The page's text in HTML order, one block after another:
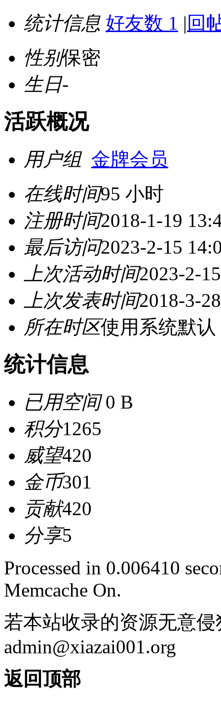
统计信息 好友数 1 | 回
性别保密
生日-
活跃概况
用户组 金牌会员
在线时间95 小时
注册时间2018-1-19
最后访问2023-2-15
上次活动时间2023-2-
上次发表时间2018-3-
所在时区使用系统默认
统计信息
已用空间0 B
积分1265
威望420
金币301
贡献420
分享5
Processed in 0.006410
Memcache On.
若本站收录的资源无意
admin@xiazai001.org
返回顶部